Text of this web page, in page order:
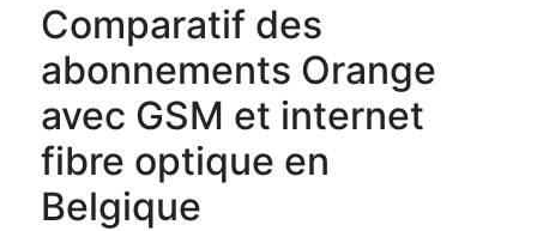
Comparatif des
abonnements Orange
avec GSM et internet
fibre optique en
Belgique